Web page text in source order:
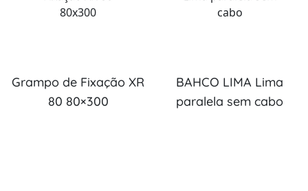
Grampo de Fixação XR
80 80×300
BAHCO LIMA Lima
paralela sem cabo